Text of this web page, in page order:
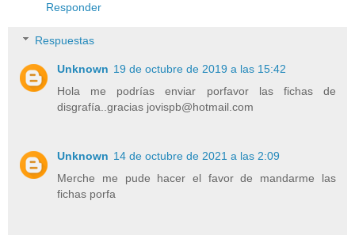
Responder
Respuestas
Unknown 19 de octubre de 2019 a las 15:42
Hola me podrías enviar porfavor las fichas de
disgrafía..gracias jovispb@hotmail.com
Unknown 14 de octubre de 2021 a las 2:09
Merche me pude hacer el favor de mandarme las
fichas porfa